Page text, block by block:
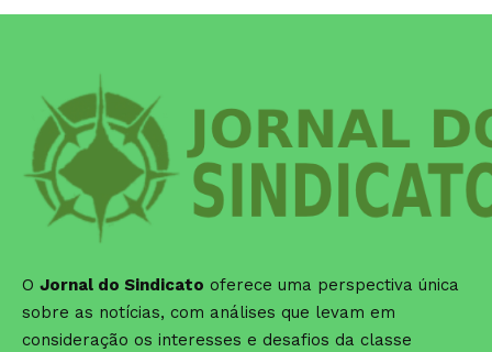
O Jornal do Sindicato oferece uma perspectiva única
sobre as notícias, com análises que levam em
consideração os interesses e desafios da classe